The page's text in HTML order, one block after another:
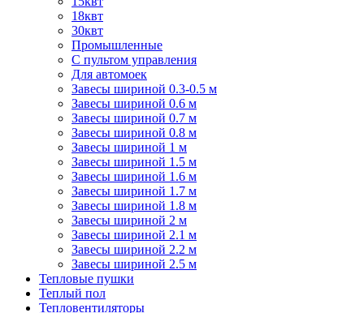
18квт
30квт
Промышленные
С пультом управления
Для автомоек
Завесы шириной 0.3-0.5 м
Завесы шириной 0.6 м
Завесы шириной 0.7 м
Завесы шириной 0.8 м
Завесы шириной 1 м
Завесы шириной 1.5 м
Завесы шириной 1.6 м
Завесы шириной 1.7 м
Завесы шириной 1.8 м
Завесы шириной 2 м
Завесы шириной 2.1 м
Завесы шириной 2.2 м
Завесы шириной 2.5 м
Тепловые пушки
Теплый пол
Тепловентиляторы